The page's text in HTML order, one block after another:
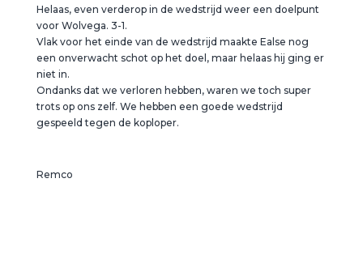
Helaas, even verderop in de wedstrijd weer een doelpunt
voor Wolvega. 3-1.
Vlak voor het einde van de wedstrijd maakte Ealse nog
een onverwacht schot op het doel, maar helaas hij ging er
niet in.
Ondanks dat we verloren hebben, waren we toch super
trots op ons zelf. We hebben een goede wedstrijd
gespeeld tegen de koploper.
Remco